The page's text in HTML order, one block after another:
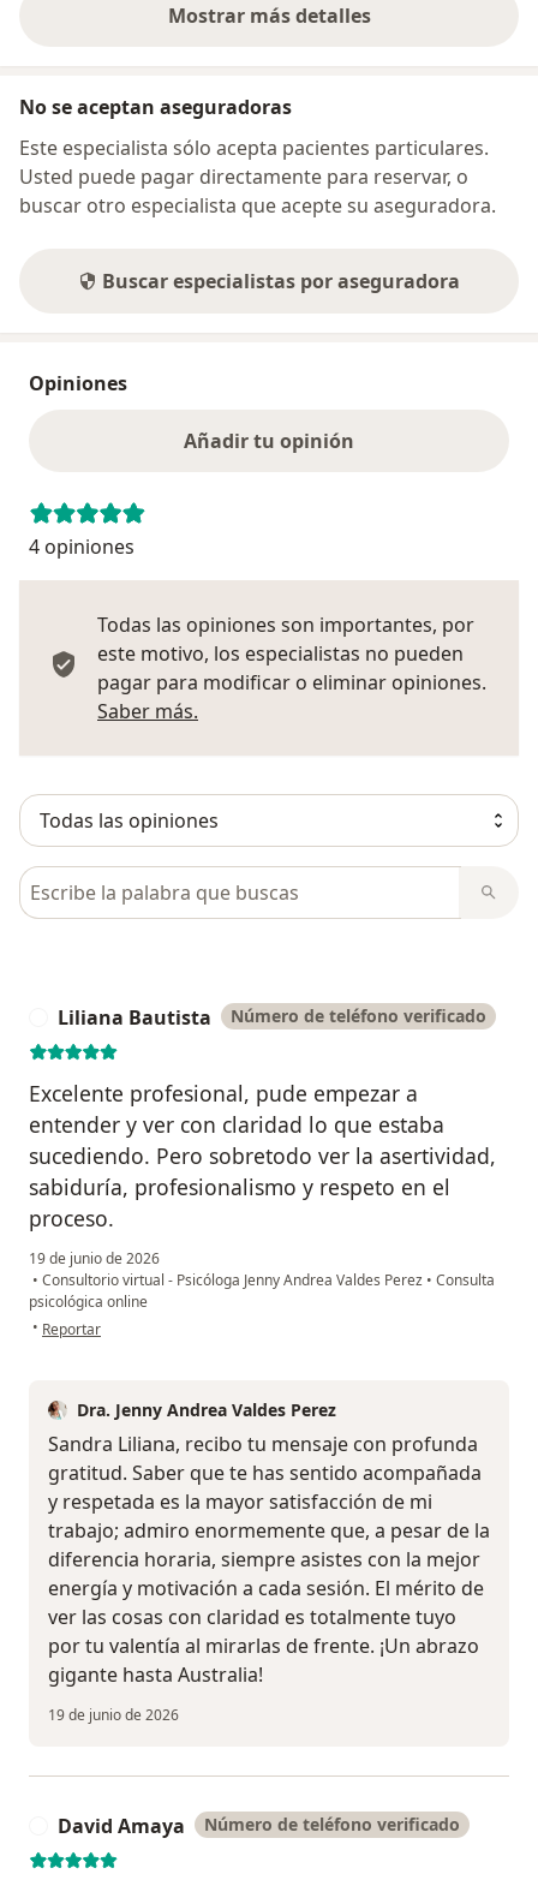
Mostrar más detalles
sobre la dirección
No se aceptan aseguradoras
Este especialista sólo acepta pacientes particulares.
Usted puede pagar directamente para reservar, o
buscar otro especialista que acepte su aseguradora.
Buscar especialistas por aseguradora
Opiniones
Añadir tu opinión
4 opiniones
Todas las opiniones son importantes, por
este motivo, los especialistas no pueden
pagar para modificar o eliminar opiniones.
Saber más.
Busca en opiniones
Liliana Bautista Número de teléfono verificado
Excelente profesional, pude empezar a
entender y ver con claridad lo que estaba
sucediendo. Pero sobretodo ver la asertividad,
sabiduría, profesionalismo y respeto en el
proceso.
19 de junio de 2026
• Consultorio virtual - Psicóloga Jenny Andrea Valdes Perez • Consulta
psicológica online
• en opinión del usuario Liliana Bautista
Reportar
Dra. Jenny Andrea Valdes Perez
Sandra Liliana, recibo tu mensaje con profunda
gratitud. Saber que te has sentido acompañada
y respetada es la mayor satisfacción de mi
trabajo; admiro enormemente que, a pesar de la
diferencia horaria, siempre asistes con la mejor
energía y motivación a cada sesión. El mérito de
ver las cosas con claridad es totalmente tuyo
por tu valentía al mirarlas de frente. ¡Un abrazo
gigante hasta Australia!
19 de junio de 2026
David Amaya Número de teléfono verificado